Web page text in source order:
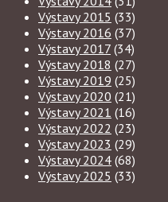
Výstavy 2015 (33)
Výstavy 2016 (37)
Výstavy 2017 (34)
Výstavy 2018 (27)
Výstavy 2019 (25)
Výstavy 2020 (21)
Výstavy 2021 (16)
Výstavy 2022 (23)
Výstavy 2023 (29)
Výstavy 2024 (68)
Výstavy 2025 (33)